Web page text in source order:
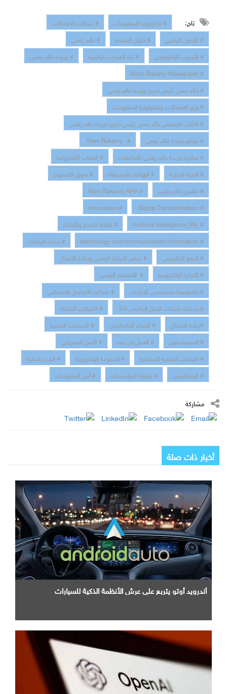
تاج: # تكنولوجيا المعلومات
# شبكات الاتصالات
# التحول الرقمي
# حلول الرقمنة
# عالم رقمي
# التدريب التكنولوجي
# بناء القدرات الرقمية
# جريدة عالم رقمي
# Alam Rakamy Newspaper
# خالد حسن رئيس تحرير جريدة عالم رقمي
# وزير الاتصالات وتكنولوجيا المعلومات
# الكاتب الصحفي خالد حسن رئيس تحرير جريدة عالم رقمي
# موقع جريدة عالم رقمي
# Alam Rakamy
# مبادرة جريدة عالم رقمي بالجامعات
# الالعاب الالكترونية
# البنية التحتية
# الهواتف المحمولة
# سوق الكمبيوتر
# تطبيق عالم رقمي
# Alam Rakamy APP
# Digital Transformation
# innovation
# Artificial Intelligence (AI)
# ثقافة الابداع والابتكار
# technology and communication Information
# حماية البيانات
# الدفع الالكتروني
# تحفيز الابتكار الرقمي وريادة الأعمال
# التجارة الإلكترونية
# الاقتصاد الرقمي
# خصوصية مستخدمى الانترنت
# شبكات التواصل الاجتماعي
# خدمات شبكات الجيل الخامس 5G
# الشركات الناشئة
#ريادة الاعمال
# الابداع التكنولوجي
# المنصات الرقمية
# المستخدمين
# العمل عن بعد
# الامن السبيراني
# العملات الرقمية المشفرة
# الحكومة الإلكترونية
# المدن الذكية
# الميتافيرس
# رقمنة المؤسسات # أمن المعلومات
مشاركة
أخبار ذات صلة
أندرويد أوتو يتربع علي عرش الأنظمة الذكية للسيارات